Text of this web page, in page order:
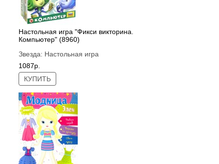
Настольная игра "Фикси викторина.
Компьютер" (8960)
Звезда: Настольная игра
1087р.
КУПИТЬ